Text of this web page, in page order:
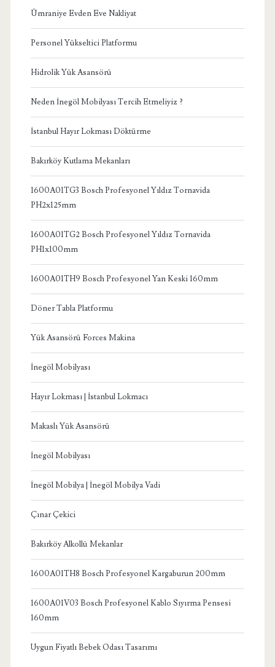
Ümraniye Evden Eve Nakliyat
Personel Yükseltici Platformu
Hidrolik Yük Asansörü
Neden İnegöl Mobilyası Tercih Etmeliyiz ?
İstanbul Hayır Lokması Döktürme
Bakırköy Kutlama Mekanları
1600A01TG3 Bosch Profesyonel Yıldız Tornavida
PH2x125mm
1600A01TG2 Bosch Profesyonel Yıldız Tornavida
PH1x100mm
1600A01TH9 Bosch Profesyonel Yan Keski 160mm
Döner Tabla Platformu
Yük Asansörü Forces Makina
İnegöl Mobilyası
Hayır Lokması | İstanbul Lokmacı
Makaslı Yük Asansörü
İnegöl Mobilyası
İnegöl Mobilya | İnegöl Mobilya Vadi
Çınar Çekici
Bakırköy Alkollü Mekanlar
1600A01TH8 Bosch Profesyonel Kargaburun 200mm
1600A01V03 Bosch Profesyonel Kablo Sıyırma Pensesi
160mm
Uygun Fiyatlı Bebek Odası Tasarımı